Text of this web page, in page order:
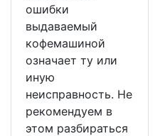
ошибки
выдаваемый
кофемашиной
означает ту или
иную
неисправность. Не
рекомендуем в
этом разбираться